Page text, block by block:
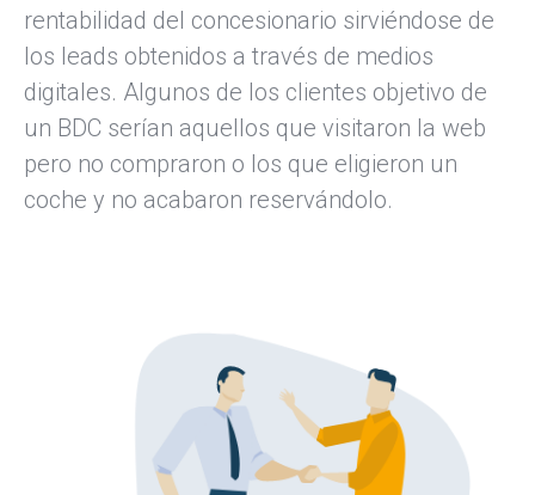
rentabilidad del concesionario sirviéndose de
los leads obtenidos a través de medios
digitales. Algunos de los clientes objetivo de
un BDC serían aquellos que visitaron la web
pero no compraron o los que eligieron un
coche y no acabaron reservándolo.